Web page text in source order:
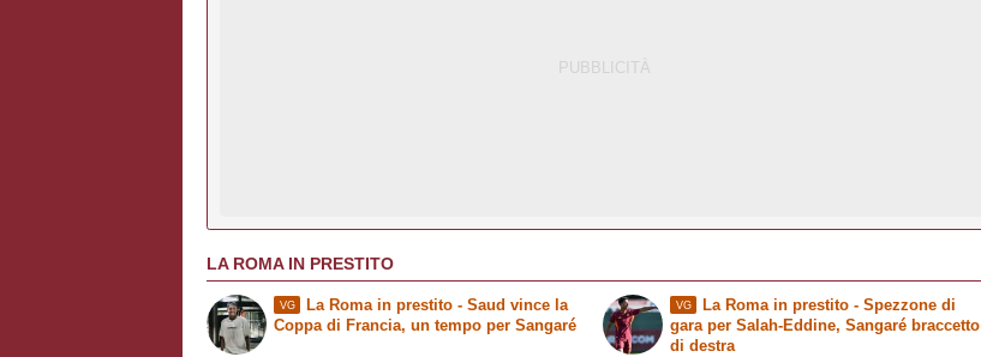
LA ROMA IN PRESTITO
VG La Roma in prestito- Saud vince la
Coppa di Francia, un tempo per Sangaré
VG La Roma in prestito- Spezzone di
gara per Salah-Eddine, Sangaré braccetto
di destra